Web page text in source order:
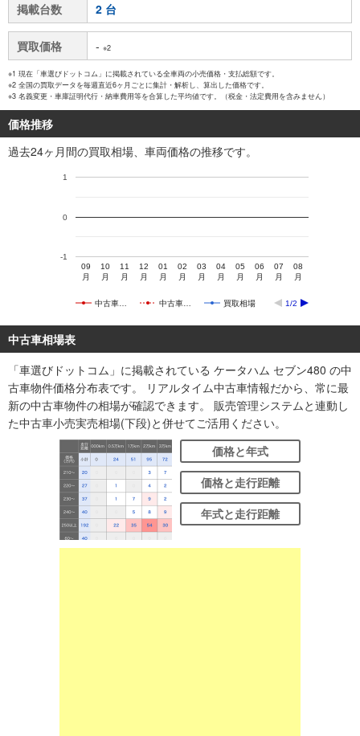
掲載台数 2 台
買取価格 - ※2
※1 現在「車選びドットコム」に掲載されている全車両の小売価格・支払総額です。
※2 全国の買取データを毎週直近6ヶ月ごとに集計・解析し、算出した価格です。
※3 名義変更・車庫証明代行・納車費用等を合算した平均値です。（税金・法定費用を含みません）
価格推移
過去24ヶ月間の買取相場、車両価格の推移です。
中古車… 中古車… 買取相場 1/2
09
月
10
月
11
月
12
月
01
月
02
月
03
月
04
月
05
月
06
月
07
月
08
月
-1
0
1
中古車相場表
「車選びドットコム」に掲載されている ケータハム セブン480 の中
古車物件価格分布表です。 リアルタイム中古車情報だから、常に最
新の中古車物件の相場が確認できます。 販売管理システムと連動し
た中古車小売実売相場(下段)と併せてご活用ください。
価格と年式
価格と走行距離
年式と走行距離